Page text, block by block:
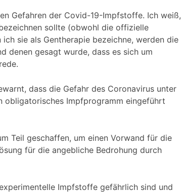
Gefahren der Covid-19-Impfstoffe. Ich weiß,
sollte (obwohl die offizielle
sie als Gentherapie bezeichne, werden die
denen gesagt wurde, dass es sich um
dass die Gefahr des Coronavirus unter
obligatorisches Impfprogramm eingeführt
Teil geschaffen, um einen Vorwand für die
für die angebliche Bedrohung durch
Impfstoffe gefährlich sind und